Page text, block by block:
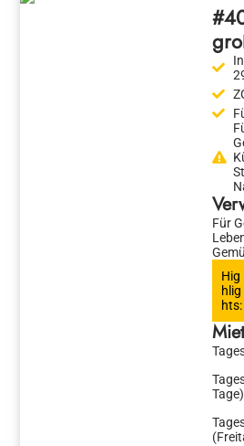
Für
Hig
hlig
hts:
Tage)